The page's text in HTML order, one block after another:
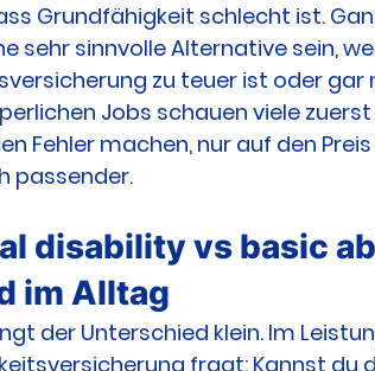
Grundfähigkeit schlecht ist.
sehr sinnvolle Alternative sein,
zu teuer ist oder gar
Jobs schauen viele
Fehler machen, nur auf den
passender.
disability vs basic
im Alltag
der Unterschied klein. Im
fragt: Kannst du